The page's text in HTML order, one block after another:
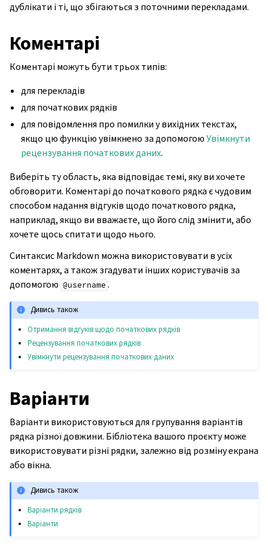
дублікати і ті, що збігаються з поточними перекладами.
Коментарі
Коментарі можуть бути трьох типів:
для перекладів
для початкових рядків
для повідомлення про помилки у вихідних текстах,
якщо цю функцію увімкнено за допомогоюУвімкнути
рецензування початкових даних.
Виберіть ту область, яка відповідає темі, яку ви хочете
обговорити. Коментарі до початкового рядка є чудовим
способом надання відгуків щодо початкового рядка,
наприклад, якщо ви вважаєте, що його слід змінити, або
хочете щось спитати щодо нього.
Синтаксис Markdown можна використовувати в усіх
коментарях, а також згадувати інших користувачів за
допомогою @username .
Дивись також
Отримання відгуків щодо початкових рядків
Рецензування початкових рядків
Увімкнути рецензування початкових даних
Варіанти
Варіанти використовуються для групування варіантів
рядка різної довжини. Бібліотека вашого проєкту може
використовувати різні рядки, залежно від розміну екрана
або вікна.
Дивись також
Варіанти рядків
Варіанти